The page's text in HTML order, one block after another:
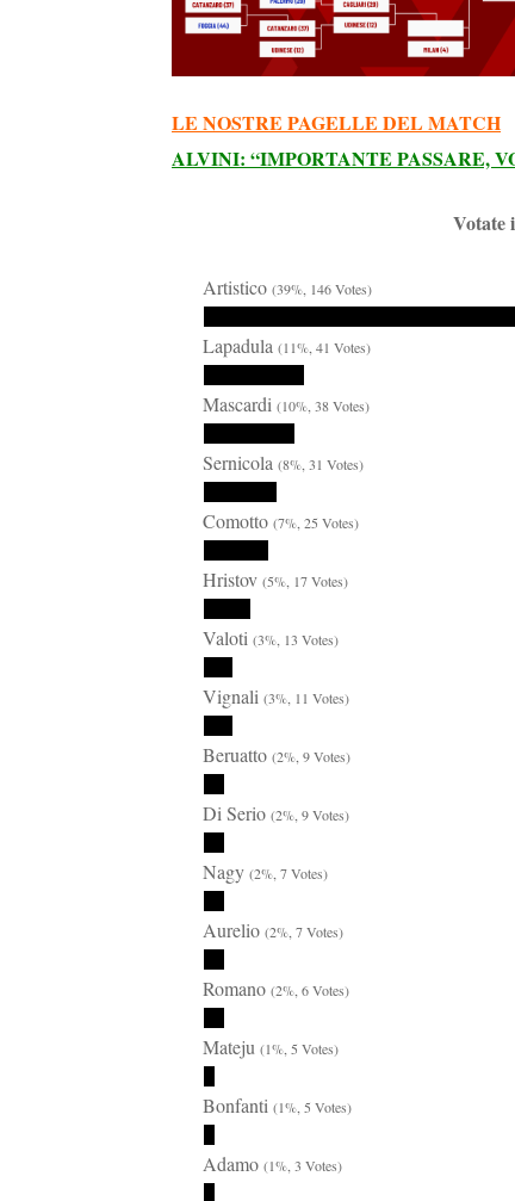
LE NOSTRE PAGELLE DEL MATCH
ALVINI: “IMPORTANTE PASSARE,
Votate
Artistico (39%, 146 Votes)
Lapadula (11%, 41 Votes)
Mascardi (10%, 38 Votes)
Sernicola (8%, 31 Votes)
Comotto (7%, 25 Votes)
Hristov (5%, 17 Votes)
Valoti (3%, 13 Votes)
Vignali (3%, 11 Votes)
Beruatto (2%, 9 Votes)
Di Serio (2%, 9 Votes)
Nagy (2%, 7 Votes)
Aurelio (2%, 7 Votes)
Romano (2%, 6 Votes)
Mateju (1%, 5 Votes)
Bonfanti (1%, 5 Votes)
Adamo (1%, 3 Votes)